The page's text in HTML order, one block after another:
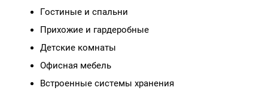
Гостиные и спальни
Прихожие и гардеробные
Детские комнаты
Офисная мебель
Встроенные системы хранения